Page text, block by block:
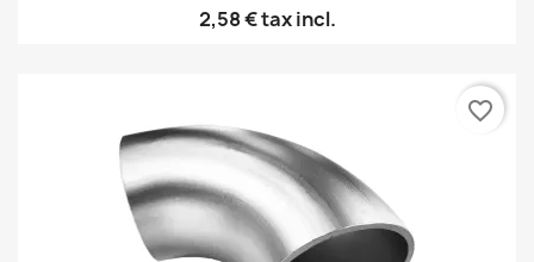
2,58 €tax incl.
favorite_border